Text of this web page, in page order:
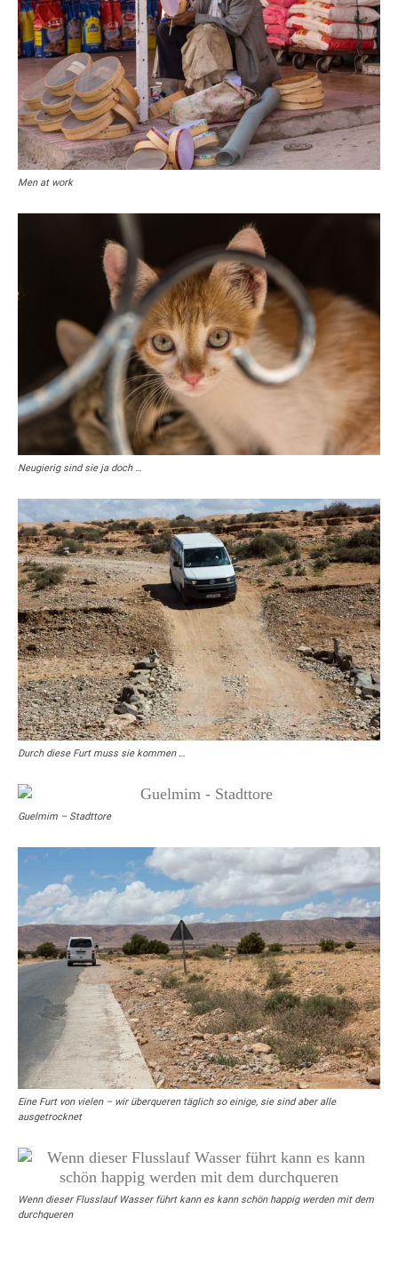
Men at work
Neugierig sind sie ja doch …
Durch diese Furt muss sie kommen …
Guelmim – Stadttore
Eine Furt von vielen – wir überqueren täglich so einige, sie sind aber alle
ausgetrocknet
Wenn dieser Flusslauf Wasser führt kann es kann schön happig werden mit dem
durchqueren